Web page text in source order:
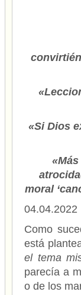
«Si Dios
moral
04.04.2022
Como
está
el tema
parecía a
o de los